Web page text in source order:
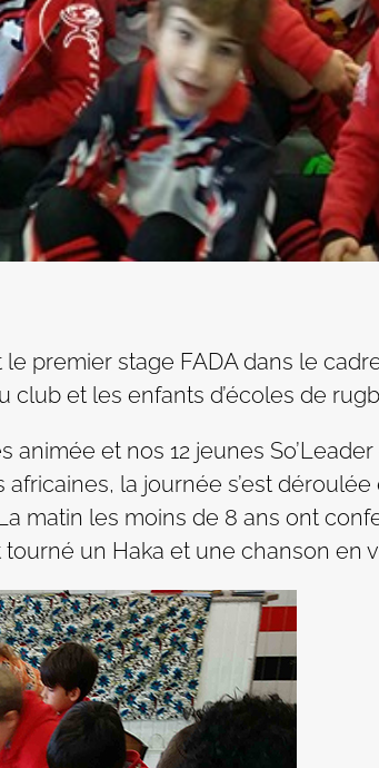
premier stage FADA dans le
et les enfants d’écoles de
et nos 12 jeunes
la journée s’est
matin les moins de 8 ans ont
un Haka et une chanson en